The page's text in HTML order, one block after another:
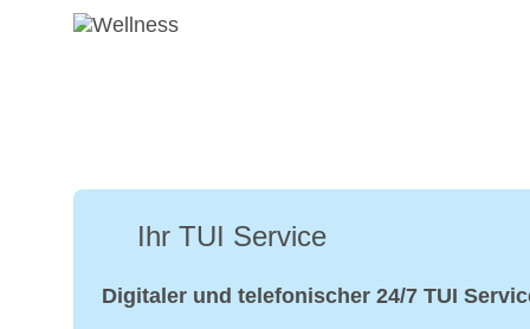
Ihr TUI Service
Digitaler und telefonischer 24/7 TUI